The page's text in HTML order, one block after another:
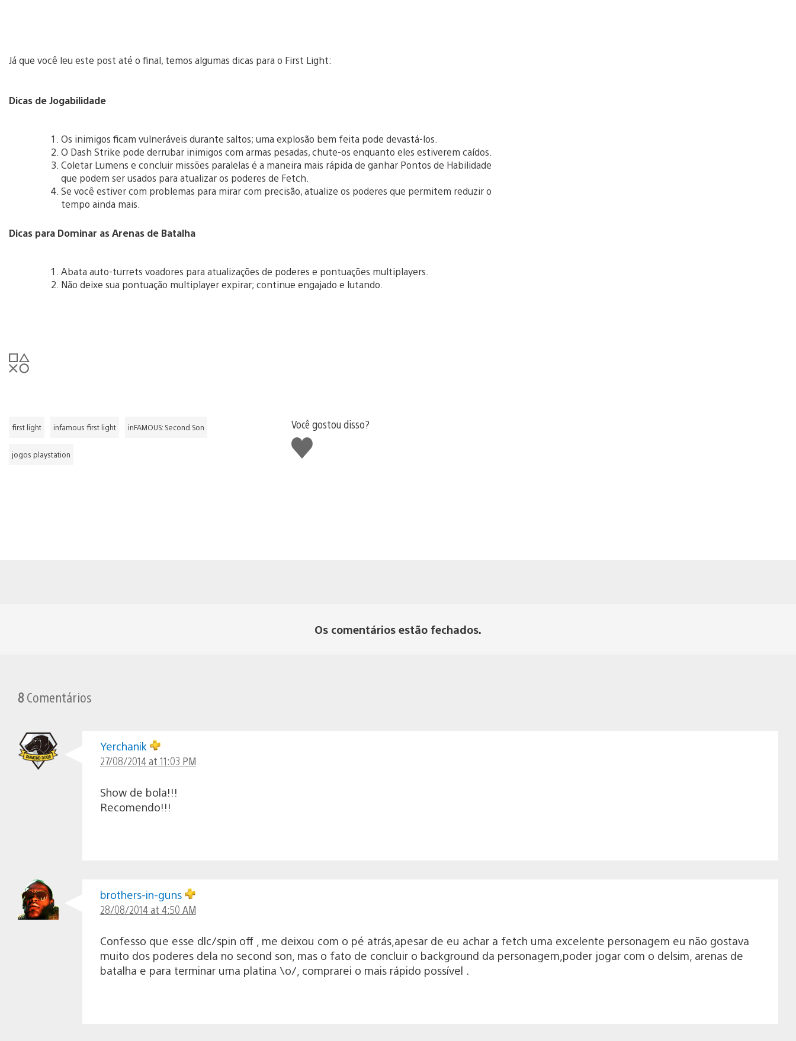
Já que você leu este post até o final, temos algumas dicas para o First Light:
Dicas de Jogabilidade
Os inimigos ficam vulneráveis durante saltos; uma explosão bem feita pode devastá-los.
O Dash Strike pode derrubar inimigos com armas pesadas, chute-os enquanto eles estiverem caídos.
Coletar Lumens e concluir missões paralelas é a maneira mais rápida de ganhar Pontos de Habilidade
que podem ser usados para atualizar os poderes de Fetch.
Se você estiver com problemas para mirar com precisão, atualize os poderes que permitem reduzir o
tempo ainda mais.
Dicas para Dominar as Arenas de Batalha
Abata auto-turrets voadores para atualizações de poderes e pontuações multiplayers.
Não deixe sua pontuação multiplayer expirar; continue engajado e lutando.
first light infamous first light inFAMOUS: Second Son
jogos playstation
Você gostou disso?
Curtir
Os comentários estão fechados.
8 Comentários
Yerchanik
27/08/2014 at 11:03 PM
Show de bola!!!
Recomendo!!!
brothers-in-guns
28/08/2014 at 4:50 AM
Confesso que esse dlc/spin off , me deixou com o pé atrás,apesar de eu achar a fetch uma excelente personagem eu não gostava
muito dos poderes dela no second son, mas o fato de concluir o background da personagem,poder jogar com o delsim, arenas de
batalha e para terminar uma platina \o/, comprarei o mais rápido possível .